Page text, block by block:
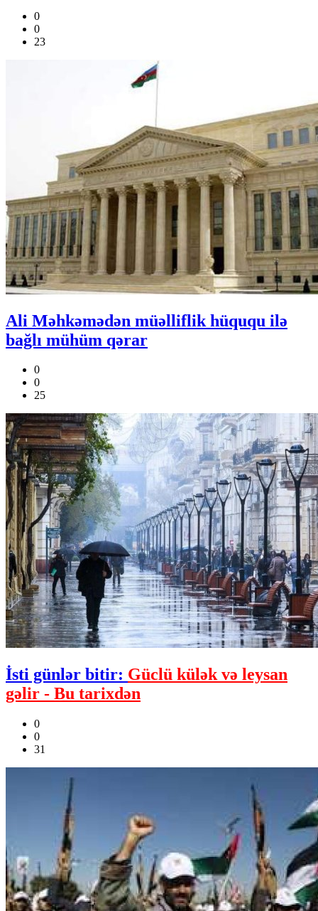
0
0
23
Ali Məhkəmədən müəlliflik hüququ ilə
bağlı mühüm qərar
0
0
25
İsti günlər bitir: Güclü külək və leysan
gəlir - Bu tarixdən
0
0
31